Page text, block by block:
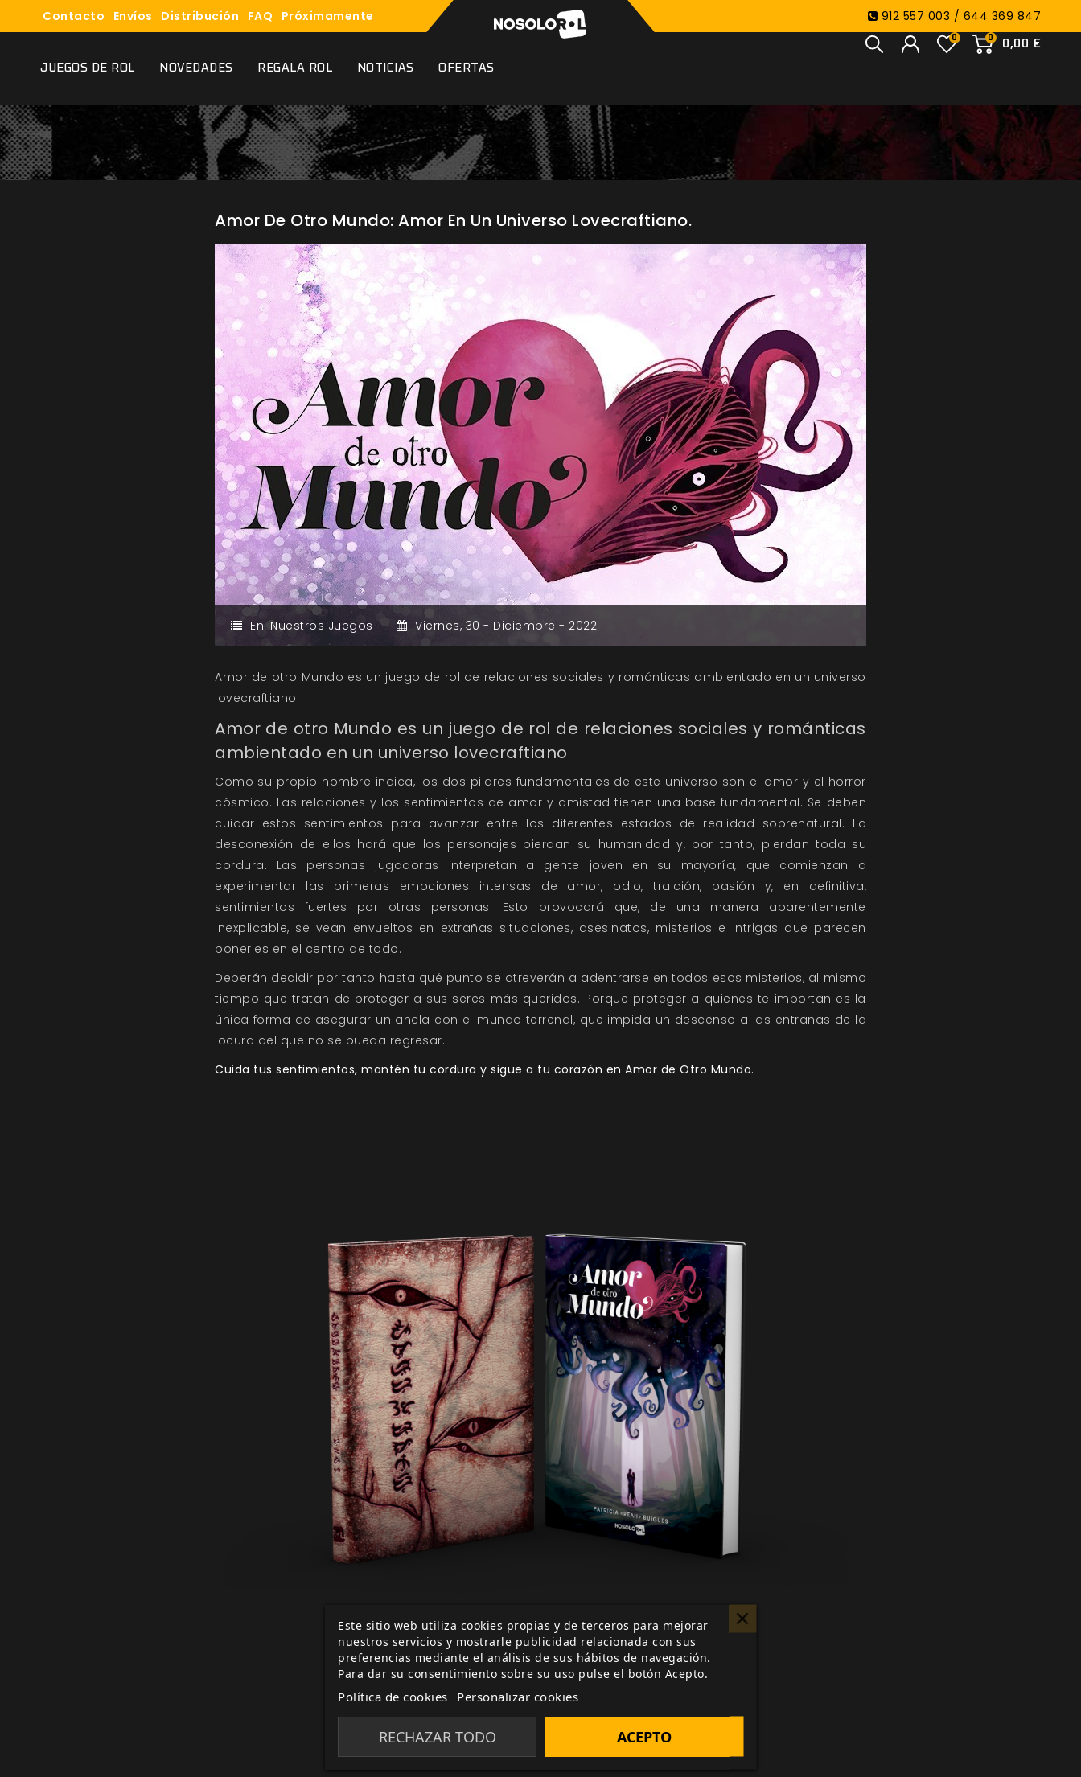
Contacto Envíos Distribución FAQ Próximamente 912 557 003 / 644 369 847
0
0,00 €
0
JUEGOS DE ROL NOVEDADES REGALA ROL NOTICIAS OFERTAS
Amor De Otro Mundo: Amor En Un Universo Lovecraftiano.
En:Nuestros Juegos Viernes, 30 - Diciembre - 2022
Amor de otro Mundo es un juego de rol de relaciones sociales y románticas ambientado en un universo
lovecraftiano.
Amor de otro Mundo es un juego de rol de relaciones sociales y románticas
ambientado en un universo lovecraftiano
Como su propio nombre indica, los dos pilares fundamentales de este universo son el amor y el horror
cósmico. Las relaciones y los sentimientos de amor y amistad tienen una base fundamental. Se deben
cuidar estos sentimientos para avanzar entre los diferentes estados de realidad sobrenatural. La
desconexión de ellos hará que los personajes pierdan su humanidad y, por tanto, pierdan toda su
cordura. Las personas jugadoras interpretan a gente joven en su mayoría, que comienzan a
experimentar las primeras emociones intensas de amor, odio, traición, pasión y, en definitiva,
sentimientos fuertes por otras personas. Esto provocará que, de una manera aparentemente
inexplicable, se vean envueltos en extrañas situaciones, asesinatos, misterios e intrigas que parecen
ponerles en el centro de todo.
Deberán decidir por tanto hasta qué punto se atreverán a adentrarse en todos esos misterios, al mismo
tiempo que tratan de proteger a sus seres más queridos. Porque proteger a quienes te importan es la
única forma de asegurar un ancla con el mundo terrenal, que impida un descenso a las entrañas de la
locura del que no se pueda regresar.
Cuida tus sentimientos, mantén tu cordura y sigue a tu corazón en Amor de Otro Mundo.
Este sitio web utiliza cookies propias y de terceros para mejorar
nuestros servicios y mostrarle publicidad relacionada con sus
preferencias mediante el análisis de sus hábitos de navegación.
Para dar su consentimiento sobre su uso pulse el botón Acepto.
Política de cookies Personalizar cookies
RECHAZAR TODO ACEPTO